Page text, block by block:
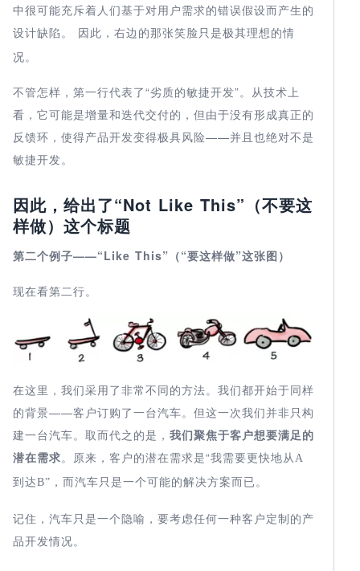
中很可能充斥着人们基于对用户需求的错误假设而产生的
设计缺陷。
因此，右边的那张笑脸只是极其理想的情
况。
不管怎样，第一行代表了“劣质的敏捷开发”。从技术上
看，它可能是增量和迭代交付的，但由于没有形成真正的
反馈环，使得产品开发变得极具风险——并且也绝对不是
敏捷开发。
因此，给出了“Not Like This”（不要这
样做）这个标题
第二个例子——“Like This”（“要这样做”这张图）
现在看第二行。
在这里，我们采用了非常不同的方法。我们都开始于同样
的背景——客户订购了一台汽车。但这一次我们并非只构
建一台汽车。取而代之的是， 我们聚焦于客户想要满足的
潜在需求。原来，客户的潜在需求是“我需要更快地从A
到达B”，而汽车只是一个可能的解决方案而已。
记住，汽车只是一个隐喻，要考虑任何一种客户定制的产
品开发情况。